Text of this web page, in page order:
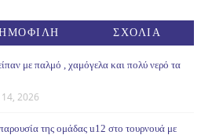
ΣΧΟΛΙΑ
με παλμό , χαμόγελα και πολύ νερό τα
14, 2026
της ομάδας u12 στο τουρνουά με